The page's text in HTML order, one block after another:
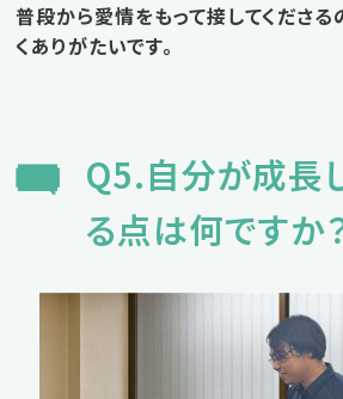
普段から愛情をもって接してくださる
くありがたいです。
Q5.自分が成長
る点は何ですか